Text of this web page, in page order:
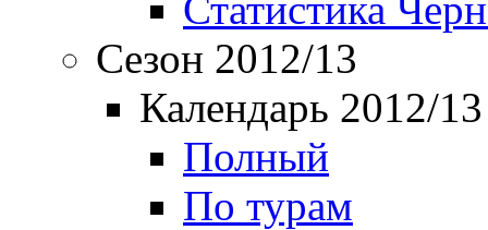
Сезон 2012/13
Календарь 2012/13
Полный
По турам